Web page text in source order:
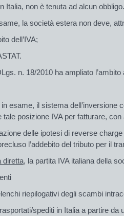
Italia, non è tenuta ad alcun obbligo.
la società estera non deve,
dell’IVA;
n. 18/2010 ha ampliato
esame, il sistema dell’inversione
posizione IVA per fatturare,
delle ipotesi di reverse
l’addebito del tributo per il
diretta, la partita IVA italiana della
riepilogativi degli scambi
spediti in Italia a partire da